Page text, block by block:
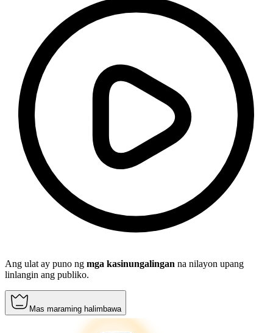
Ang ulat ay puno ng mga kasinungalingan na nilayon upang
linlangin ang publiko.
Mas maraming halimbawa